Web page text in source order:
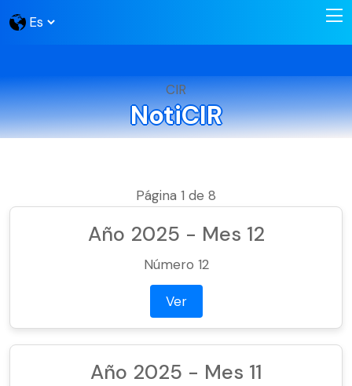
CIR
NotiCIR
Página 1 de 8
Año 2025 - Mes 12
Número 12
Ver
Año 2025 - Mes 11